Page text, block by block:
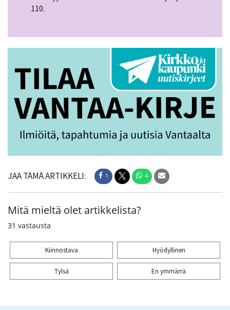
110.
JAA TÄMÄ ARTIKKELI: 1 4
Mitä mieltä olet artikkelista?
31 vastausta
Kiinnostava Hyödyllinen
Tylsä En ymmärrä